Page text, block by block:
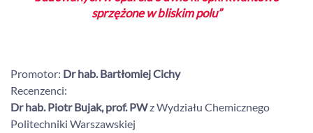
sprzężone w bliskim polu”
Promotor: Dr hab. Bartłomiej Cichy
Recenzenci:
Dr hab. Piotr Bujak, prof. PWz Wydziału Chemicznego
Politechniki Warszawskiej